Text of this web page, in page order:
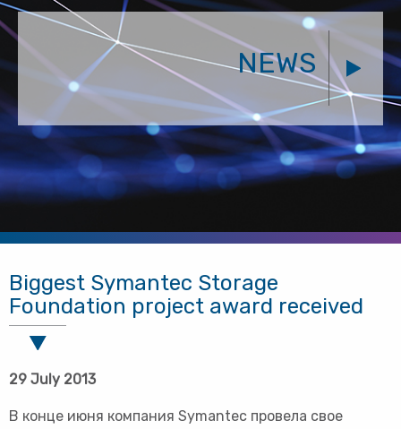
NEWS
Biggest Symantec Storage
Foundation project award received
29 July 2013
В конце июня компания Symantec провела свое